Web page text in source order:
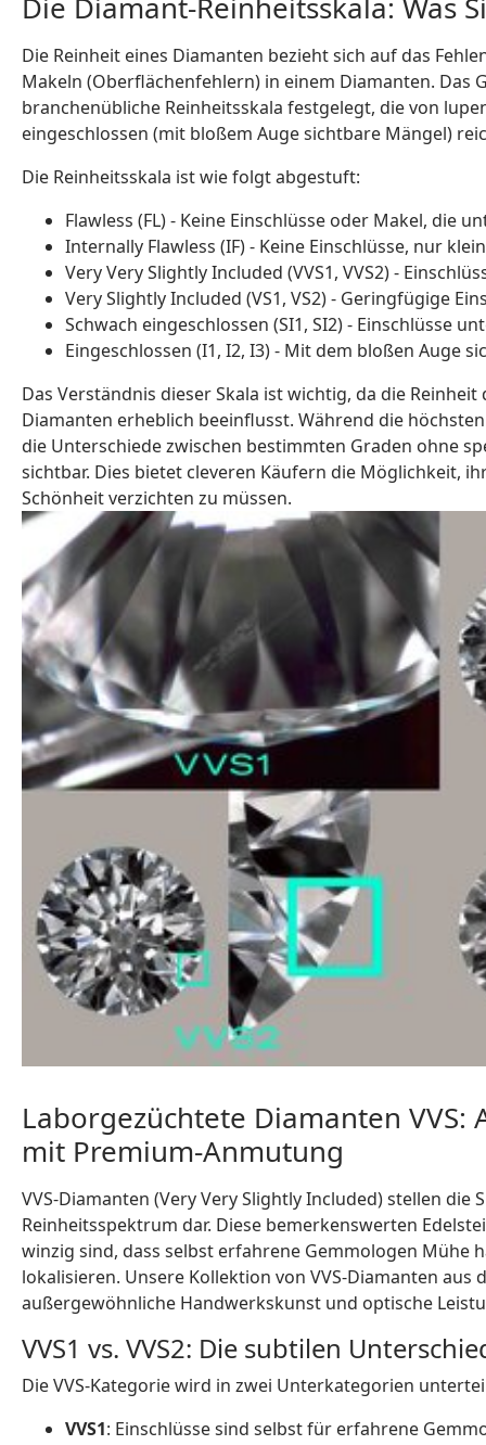
Die Diamant-Reinheitsskala: Was
Die Reinheit eines Diamanten bezieht sich auf das
Makeln (Oberflächenfehlern) in einem Diamanten. Das
branchenübliche Reinheitsskala festgelegt, die von
eingeschlossen (mit bloßem Auge sichtbare Mängel)
Die Reinheitsskala ist wie folgt abgestuft:
Flawless (FL) - Keine Einschlüsse oder Makel, die
Internally Flawless (IF) - Keine Einschlüsse, nur
Very Very Slightly Included (VVS1, VVS2) -
Very Slightly Included (VS1, VS2) - Geringfügige
Schwach eingeschlossen (SI1, SI2) - Einschlüsse
Eingeschlossen (I1, I2, I3) - Mit dem bloßen Auge
Das Verständnis dieser Skala ist wichtig, da die
Diamanten erheblich beeinflusst. Während die
die Unterschiede zwischen bestimmten Graden ohne
sichtbar. Dies bietet cleveren Käufern die Möglichkeit,
Schönheit verzichten zu müssen.
Laborgezüchtete Diamanten
mit Premium-Anmutung
VVS-Diamanten (Very Very Slightly Included) stellen die
Reinheitsspektrum dar. Diese bemerkenswerten
winzig sind, dass selbst erfahrene Gemmologen Mühe
lokalisieren. Unsere Kollektion von VVS-Diamanten
außergewöhnliche Handwerkskunst und optische
VVS1 vs. VVS2: Die subtilen
Die VVS-Kategorie wird in zwei Unterkategorien
VVS1: Einschlüsse sind selbst für erfahrene